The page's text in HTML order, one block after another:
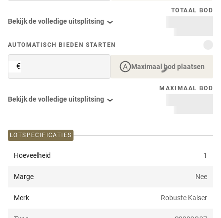
TOTAAL BOD
Bekijk de volledige uitsplitsing
AUTOMATISCH BIEDEN STARTEN
€ Maximaal bod plaatsen
MAXIMAAL BOD
Bekijk de volledige uitsplitsing
LOTSPECIFICATIES
Hoeveelheid 1
Marge Nee
Merk Robuste Kaiser